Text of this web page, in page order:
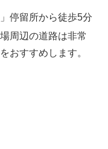
停留所から徒歩5分
周辺の道路は非常
おすすめします。